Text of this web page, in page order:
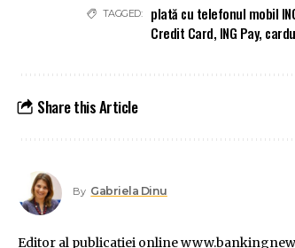
TAGGED: plată cu telefonul mobil
Credit Card, ING Pay,
Share this Article
By Gabriela Dinu
Editor al publicaţiei online